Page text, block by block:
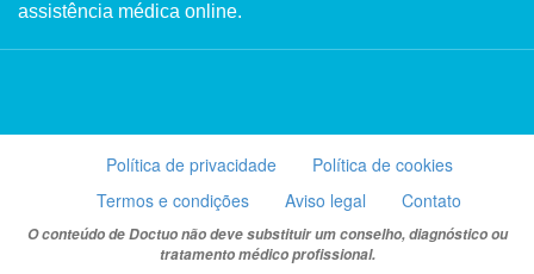
assistência médica online.
Política de privacidade
Política de cookies
Termos e condições
Aviso legal Contato
O conteúdo de Doctuo não deve substituir um conselho, diagnóstico ou
tratamento médico profissional.